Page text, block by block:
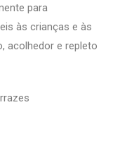
para
às crianças e às
acolhedor e repleto